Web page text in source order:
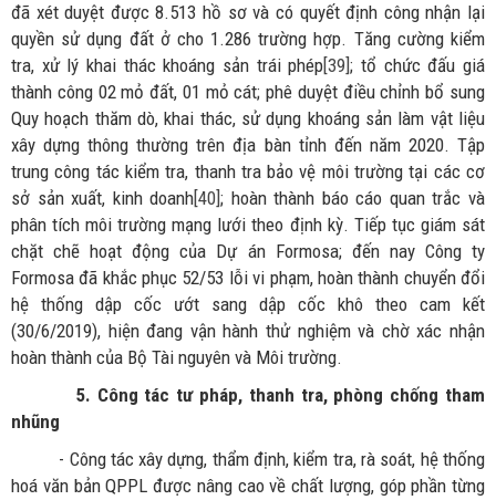
đã xét duyệt được 8.513 hồ sơ và có quyết định công nhận lại
quyền sử dụng đất ở cho 1.286 trường hợp. Tăng cường kiểm
tra, xử lý khai thác khoáng sản trái phép[39]; tổ chức đấu giá
thành công 02 mỏ đất, 01 mỏ cát; phê duyệt điều chỉnh bổ sung
Quy hoạch thăm dò, khai thác, sử dụng khoáng sản làm vật liệu
xây dựng thông thường trên địa bàn tỉnh đến năm 2020. Tập
trung công tác kiểm tra, thanh tra bảo vệ môi trường tại các cơ
sở sản xuất, kinh doanh[40]; hoàn thành báo cáo quan trắc và
phân tích môi trường mạng lưới theo định kỳ. Tiếp tục giám sát
chặt chẽ hoạt động của Dự án Formosa; đến nay Công ty
Formosa đã khắc phục 52/53 lỗi vi phạm, hoàn thành chuyển đổi
hệ thống dập cốc ướt sang dập cốc khô theo cam kết
(30/6/2019), hiện đang vận hành thử nghiệm và chờ xác nhận
hoàn thành của Bộ Tài nguyên và Môi trường.
5. Công tác tư pháp, thanh tra, phòng chống tham
nhũng
- Công tác xây dựng, thẩm định, kiểm tra, rà soát, hệ thống
hoá văn bản QPPL được nâng cao về chất lượng, góp phần từng